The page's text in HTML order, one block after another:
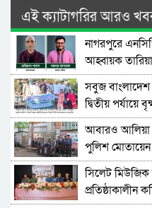
এই ক্যাটাগরির আরও
নাগরপুরে
আহ্বায়ক
আশরাফ
সবুজ বাংলাদেশ
দ্বিতীয় পর্যায়ে
আবারও আলিয়া
পুলিশ মোতায়েন
সিলেট মিউজিক
প্রতিষ্ঠাকালীন